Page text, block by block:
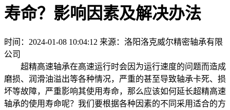
寿命？影响因素及解决办法
时间：2024-01-08 10:04:12 来源：洛阳洛克威尔精密轴承有限
公司
超精高速轴承在高速运行时会因为运行速度的问题而造成
磨损、润滑油溢出等各种情况，严重的甚至导致轴承卡死、损
坏等故障，严重影响其使用寿命，那么应该如何延长超精高速
轴承的使用寿命呢？我们要根据各种因素的不同采用适合的方